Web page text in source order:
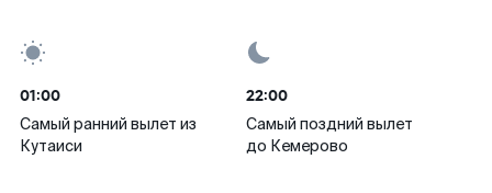
01:00
Самый ранний вылет из
Кутаиси
22:00
Самый поздний вылет
до Кемерово